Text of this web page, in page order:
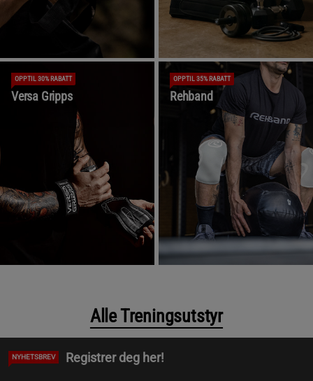
OPPTIL 30% RABATT
Versa Gripps
OPPTIL 35% RABATT
Rehband
Alle Treningsutstyr
NYHETSBREV Registrer deg her!